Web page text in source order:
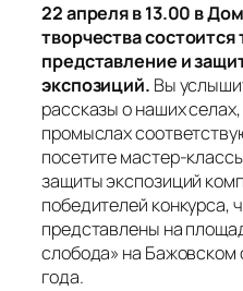
22 апреляв13.00 в
творчества
представление и
экспозиций. Вы
рассказы о наших
промыслах
посетите мастер-
защиты экспозиций
победителей конкурса,
представлены на
слобода» на
года.